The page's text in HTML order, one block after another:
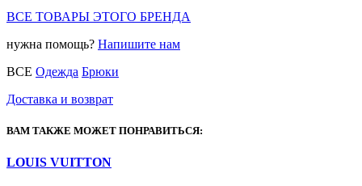
ВСЕ ТОВАРЫ ЭТОГО БРЕНДА
нужна помощь? Напишите нам
ВСЕ Одежда Брюки
Доставка и возврат
ВАМ ТАКЖЕ МОЖЕТ ПОНРАВИТЬСЯ:
LOUIS VUITTON